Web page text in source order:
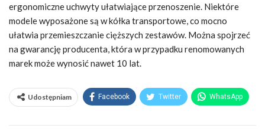
ergonomiczne uchwyty ułatwiające przenoszenie. Niektóre
modele wyposażone są w kółka transportowe, co mocno
ułatwia przemieszczanie cięższych zestawów. Można spojrzeć
na gwarancję producenta, która w przypadku renomowanych
marek może wynosić nawet 10 lat.
Udostępniam Facebook Twitter WhatsApp